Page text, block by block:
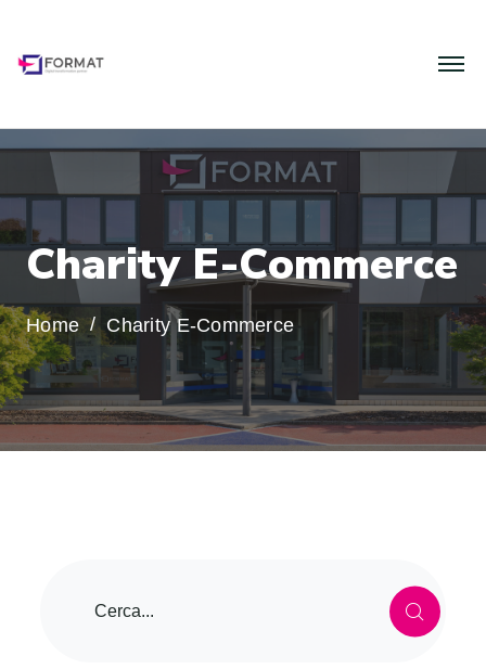
Charity E-Commerce
Home Charity E-Commerce